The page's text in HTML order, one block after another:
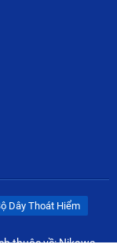
Dây Thoát Hiểm
thuộc về: Nikawa